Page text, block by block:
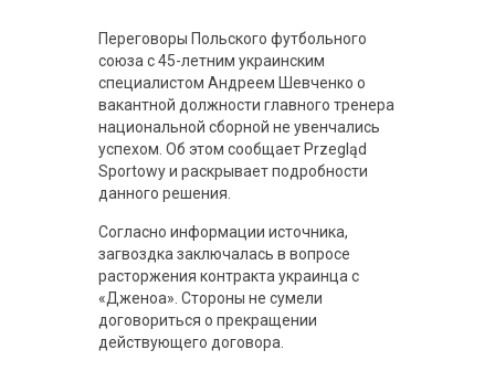
Переговоры Польского футбольного
союза с 45-летним украинским
специалистом Андреем Шевченко о
вакантной должности главного тренера
национальной сборной не увенчались
успехом. Об этом сообщает Przegląd
Sportowy и раскрывает подробности
данного решения.
Согласно информации источника,
загвоздка заключалась в вопросе
расторжения контракта украинца с
«Дженоа». Стороны не сумели
договориться о прекращении
действующего договора.